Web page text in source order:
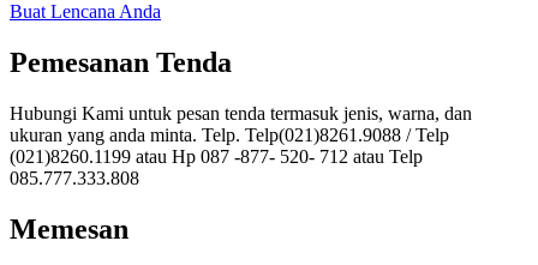
Buat Lencana Anda
Pemesanan Tenda
Hubungi Kami untuk pesan tenda termasuk jenis, warna, dan
ukuran yang anda minta. Telp. Telp(021)8261.9088 / Telp
(021)8260.1199 atau Hp 087 -877- 520- 712 atau Telp
085.777.333.808
Memesan